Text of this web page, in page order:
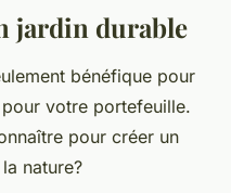
jardin durable
bénéfique pour
votre portefeuille.
pour créer un
nature?